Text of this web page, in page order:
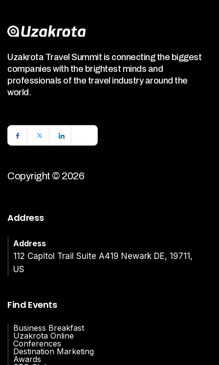
Uzakrota Travel Summit is connecting the biggest
companies with the brightest minds and
professionals of the travel industry around the
world.
Copyright © 2026
Address
Address
112 Capitol Trail Suite A419 Newark DE, 19711,
US
Find Events
Business Breakfast
Uzakrota Online
Conferences
Destination Marketing
Awards